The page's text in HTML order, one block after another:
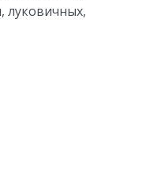
луковичных,